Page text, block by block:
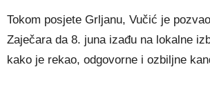
Tokom posjete Grljanu, Vučić je
Zaječara da 8. juna izađu na lokalne
kako je rekao, odgovorne i ozbiljne